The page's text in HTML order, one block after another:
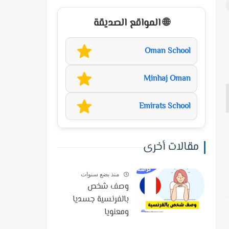
🌐 المواقع الصديقة
Oman School
Minhaj Oman
Emirats School
مقالات أخرى
منذ بضع سنوات
وصف شخص
بالفرنسية جسديا
ومعنويا